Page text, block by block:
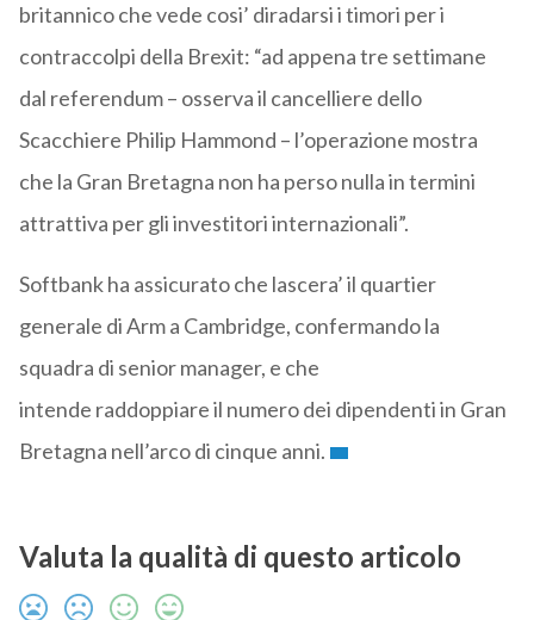
britannico che vede cosi’ diradarsi i timori per i
contraccolpi della Brexit: “ad appena tre settimane
dal referendum – osserva il cancelliere dello
Scacchiere Philip Hammond – l’operazione mostra
che la Gran Bretagna non ha perso nulla in termini
attrattiva per gli investitori internazionali”.
Softbank ha assicurato che lascera’ il quartier
generale di Arm a Cambridge, confermando la
squadra di senior manager, e che
intende raddoppiare il numero dei dipendenti in Gran
Bretagna nell’arco di cinque anni.
Valuta la qualità di questo articolo